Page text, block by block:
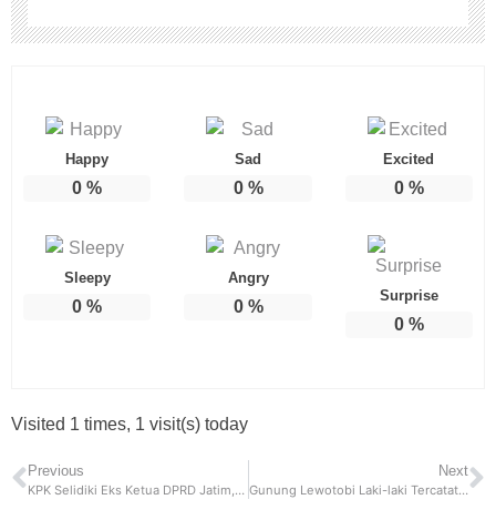
Happy
0 %
Sad
0%
Excited
0%
Sleepy
0 %
Angry
0%
Surprise
0%
Visited 1 times, 1 visit(s) today
Previous
KPK Selidiki Eks Ketua DPRD Jatim, Dalami Proses Pengurangan Subsidi APBD
Next
Gunung Lewotobi Laki-laki Tercatat Tujuh Kali Erupsi